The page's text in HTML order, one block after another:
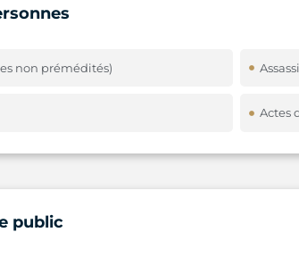
non prémédités)
Actes
public